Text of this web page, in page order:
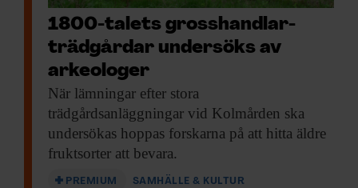
1800-talets gross­handlar­
trädgårdar undersöks av
arkeologer
När lämningar efter stora
trädgårdsanläggningar vid Kolmården ska
undersökas hoppas forskarna på att hitta äldre
fruktsorter att bevara.
PREMIUM SAMHÄLLE & KULTUR